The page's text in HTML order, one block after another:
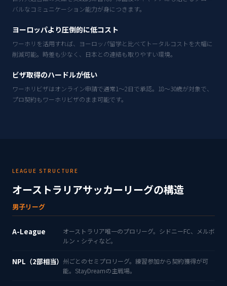
バルなコミュニケーション能力が身につきます。
ヨーロッパより圧倒的に低コスト
ワーホリを活用すれば、ヨーロッパ留学と比べてトータルコストを大幅に
削減可能。時差も少なく、日本との連絡も取りやすい環境。
ビザ取得のハードルが低い
ワーホリビザはオンライン申請で通常1〜2日で承認。18〜30歳が対象で、
プロ契約もワーホリビザのまま可能です。
LEAGUE STRUCTURE
オーストラリアサッカーリーグの構造
男子リーグ
A-League
オーストラリア唯一のプロリーグ。シドニーFC、メルボ
ルン・シティなど。
NPL（2部相当） 州ごとのセミプロリーグ。練習参加から契約獲得が可
能。StayDreamの主戦場。